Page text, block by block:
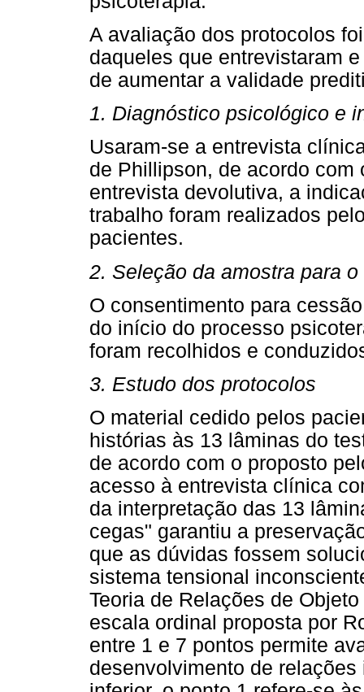
A avaliação dos protocolos
daqueles que entrevistaram
de aumentar a validade
1. Diagnóstico psicológico e
Usaram-se a entrevista
de Phillipson, de acordo com
entrevista devolutiva, a
trabalho foram realizados
pacientes.
2. Seleção da amostra para o
O consentimento para
do início do processo
foram recolhidos e
3. Estudo dos protocolos
O material cedido pelos
histórias às 13 lâminas do
de acordo com o proposto
acesso à entrevista clínica
da interpretação das 13
cegas" garantiu a
que as dúvidas fossem
sistema tensional
Teoria de Relações de
escala ordinal proposta por
entre 1 e 7 pontos permite
desenvolvimento de